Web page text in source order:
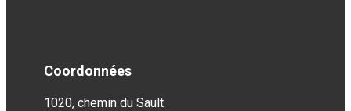
Coordonnées
1020, chemin du Sault